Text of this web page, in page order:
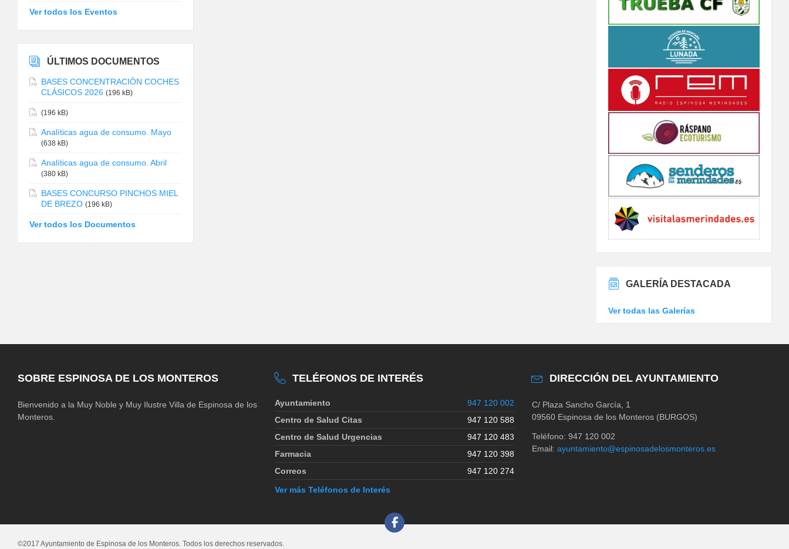
Ver todos los Eventos
ÚLTIMOS DOCUMENTOS
BASES CONCENTRACIÓN COCHES
CLÁSICOS 2026 (196 kB)
(196 kB)
Analíticas agua de consumo. Mayo
(638 kB)
Analíticas agua de consumo. Abril
(380 kB)
BASES CONCURSO PINCHOS MIEL
DE BREZO (196 kB)
Ver todos los Documentos
GALERÍA DESTACADA
Ver todas las Galerías
SOBRE ESPINOSA DE LOS MONTEROS
Bienvenido a la Muy Noble y Muy Ilustre Villa de Espinosa de los
Monteros.
TELÉFONOS DE INTERÉS
Ayuntamiento
947 120 002
Centro de Salud Citas
947 120 588
Centro de Salud Urgencias
947 120 483
Farmacia
947 120 398
Correos
947 120 274
Ver más Teléfonos de Interés
DIRECCIÓN DEL AYUNTAMIENTO
C/ Plaza Sancho García, 1
09560 Espinosa de los Monteros (BURGOS)
Teléfono: 947 120 002
Email: ayuntamiento@espinosadelosmonteros.es
©2017 Ayuntamiento de Espinosa de los Monteros. Todos los derechos reservados.